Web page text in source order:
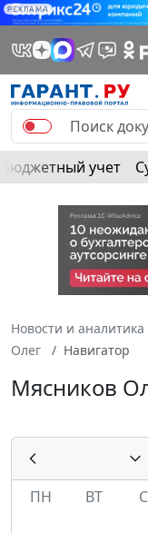
РЕКЛАМА
Бюджетный учет
Новости и аналитика
Олег
Навигатор
Мясников
ПН
ВТ